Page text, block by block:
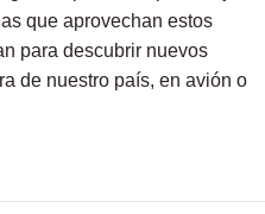
que aprovechan estos
para descubrir nuevos
de nuestro país, en avión o